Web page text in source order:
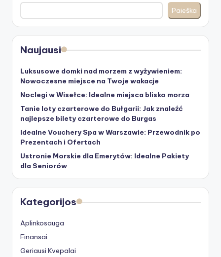
Paieška
Naujausi
Luksusowe domki nad morzem z wyżywieniem:
Nowoczesne miejsce na Twoje wakacje
Noclegi w Wisełce: Idealne miejsca blisko morza
Tanie loty czarterowe do Bułgarii: Jak znaleźć
najlepsze bilety czarterowe do Burgas
Idealne Vouchery Spa w Warszawie: Przewodnik po
Prezentach i Ofertach
Ustronie Morskie dla Emerytów: Idealne Pakiety
dla Seniorów
Kategorijos
Aplinkosauga
Finansai
Geriausi Kvepalai